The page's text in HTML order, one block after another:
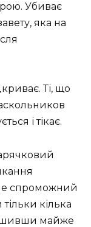
Убиває
яка на
Ті, що
і тікає.
спроможний
кілька
майже